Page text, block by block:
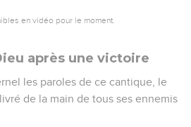
en vidéo pour le moment.
après une victoire
les paroles de ce cantique, le
de la main de tous ses ennemis